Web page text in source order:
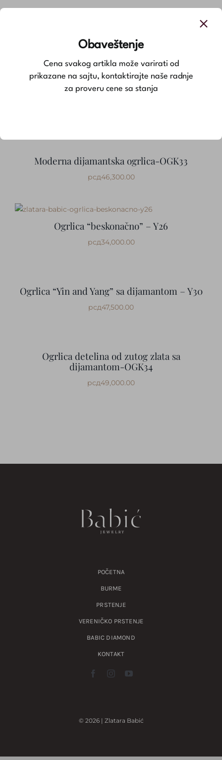
Minimalistička ogrlica sa dijamantom – Y24
рсд42,400.00
Minimalistička ogrlica sa dijamantom – Y25
Moderna dijamantska ogrlica-OGK33
рсд46,300.00
Ogrlica “beskonačno” – Y26
рсд34,000.00
Ogrlica “Yin and Yang” sa dijamantom – Y30
рсд47,500.00
Ogrlica detelina od zutog zlata sa
dijamantom-OGK34
рсд49,000.00
POČETNA
BURME
PRSTENJE
VERENIČKO PRSTENJE
BABIC DIAMOND
KONTAKT
© 2026 | Zlatara Babić
Obaveštenje
Cena svakog artikla može varirati od
prikazane na sajtu, kontaktirajte naše radnje
za proveru cene sa stanja